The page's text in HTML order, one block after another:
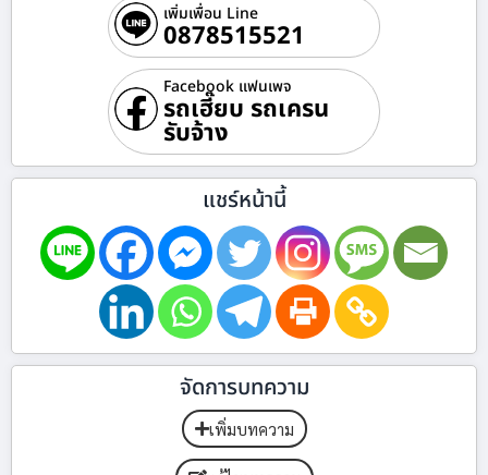
เพิ่มเพื่อน Line
0878515521
Facebook แฟนเพจ
รถเฮี๊ยบ รถเครน
รับจ้าง
แชร์หน้านี้
จัดการบทความ
เพิ่มบทความ